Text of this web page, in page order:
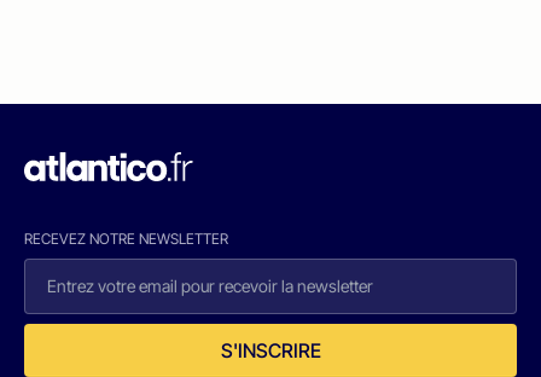
RECEVEZ NOTRE NEWSLETTER
S'INSCRIRE